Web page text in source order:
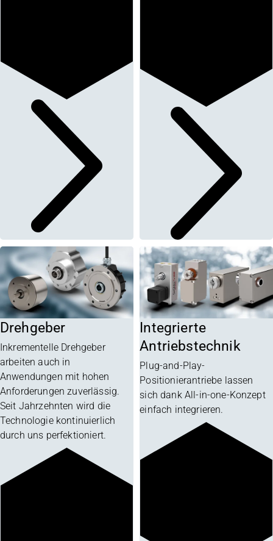
Drehgeber
Inkrementelle Drehgeber
arbeiten auch in
Anwendungen mit hohen
Anforderungen zuverlässig.
Seit Jahrzehnten wird die
Technologie kontinuierlich
durch uns perfektioniert.
Integrierte
Antriebstechnik
Plug-and-Play-
Positionierantriebe lassen
sich dank All-in-one-Konzept
einfach integrieren.